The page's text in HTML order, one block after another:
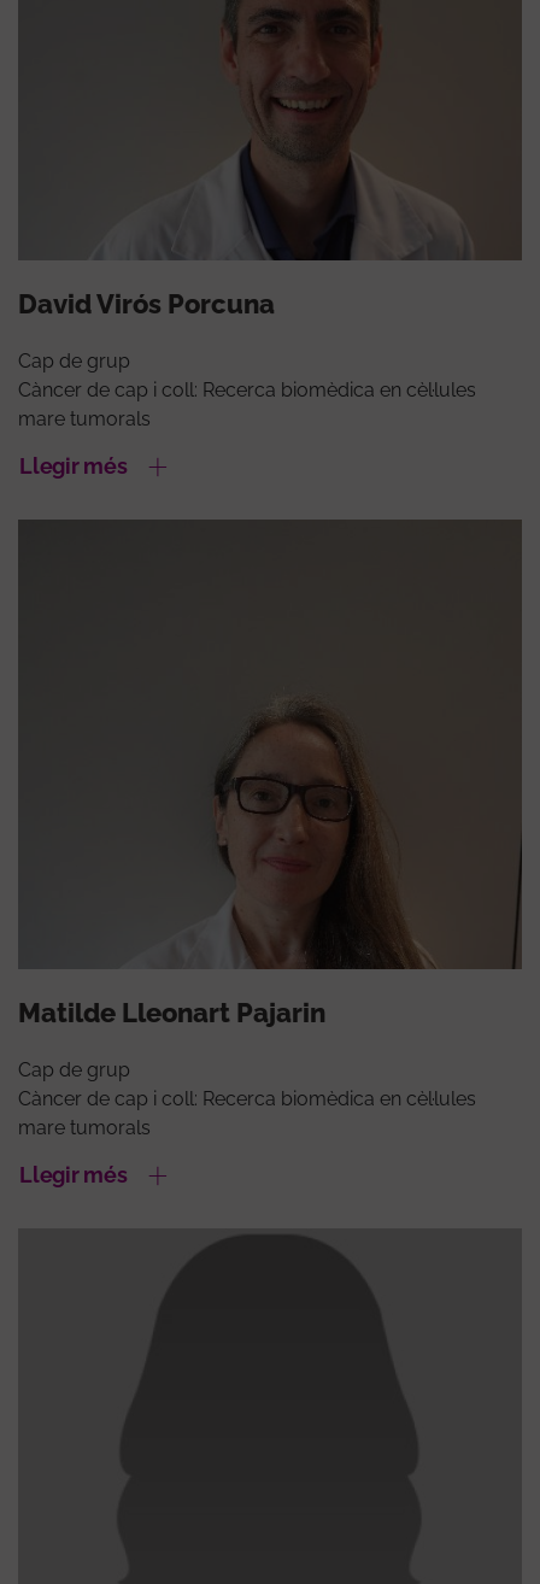
David Virós Porcuna
Cap de grup
Càncer de cap i coll: Recerca biomèdica en cèl·lules
mare tumorals
Llegir més
Matilde Lleonart Pajarin
Cap de grup
Càncer de cap i coll: Recerca biomèdica en cèl·lules
mare tumorals
Llegir més